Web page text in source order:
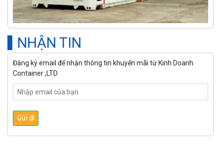
NHẬN TIN
Đăng ký email để nhận thông tin khuyến mãi từ Kinh Doanh
Container ,LTD